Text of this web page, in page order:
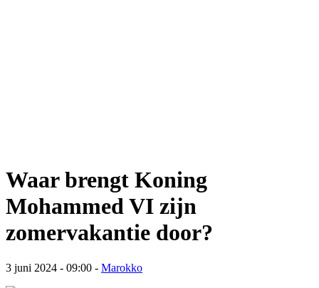
Waar brengt Koning
Mohammed VI zijn
zomervakantie door?
3 juni 2024 - 09:00 - Marokko